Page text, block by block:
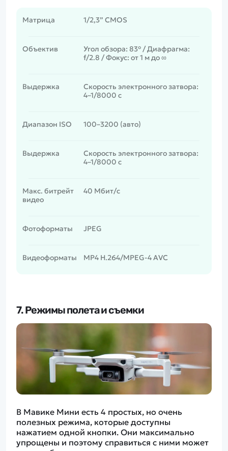
Матрица 1/2,3” CMOS
Объектив
Угол обзора: 83° / Диафрагма:
f/2.8 / Фокус: от 1 м до ∞
Выдержка
Скорость электронного затвора:
4–1/8000 с
Диапазон ISO 100–3200 (авто)
Выдержка
Скорость электронного затвора:
4–1/8000 с
Макс. битрейт
видео
40 Мбит/с
Фотоформаты JPEG
Видеоформаты MP4 H.264/MPEG-4 AVC
7. Режимы полета и съемки
В Мавике Мини есть 4 простых, но очень
полезных режима, которые доступны
нажатием одной кнопки. Они максимально
упрощены и поэтому справиться с ними может